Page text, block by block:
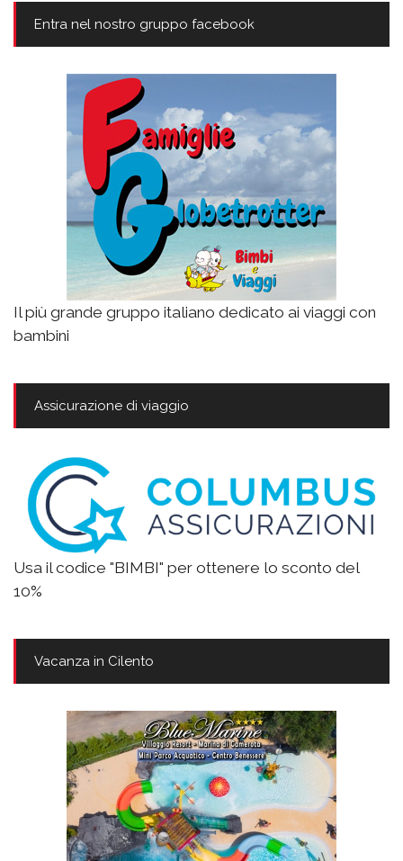
Entra nel nostro gruppo facebook
Il più grande gruppo italiano dedicato ai viaggi con
bambini
Assicurazione di viaggio
Usa il codice "BIMBI" per ottenere lo sconto del
10%
Vacanza in Cilento